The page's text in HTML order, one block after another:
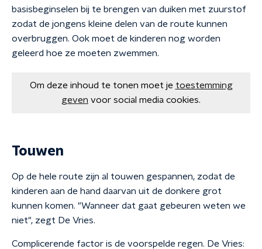
basisbeginselen bij te brengen van duiken met zuurstof
zodat de jongens kleine delen van de route kunnen
overbruggen. Ook moet de kinderen nog worden
geleerd hoe ze moeten zwemmen.
Om deze inhoud te tonen moet je toestemming
geven voor social media cookies.
Touwen
Op de hele route zijn al touwen gespannen, zodat de
kinderen aan de hand daarvan uit de donkere grot
kunnen komen. "Wanneer dat gaat gebeuren weten we
niet", zegt De Vries.
Complicerende factor is de voorspelde regen. De Vries: